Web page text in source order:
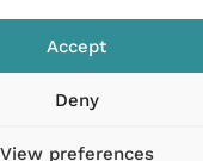
Accept
Deny
View preferences